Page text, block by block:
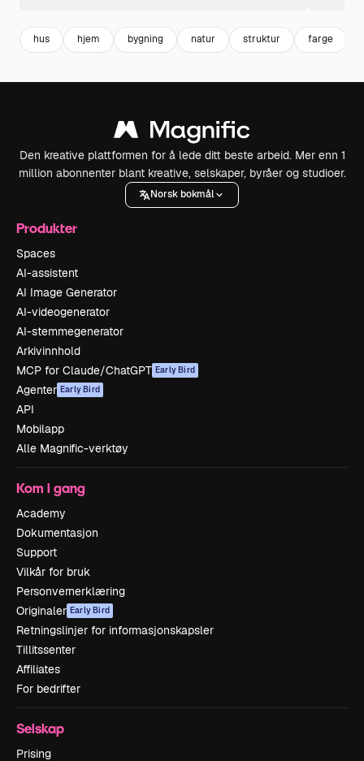
hus hjem bygning natur struktur farge
Den kreative plattformen for å lede ditt beste arbeid. Mer enn 1
million abonnenter blant kreative, selskaper, byråer og studioer.
Norsk bokmål
Produkter
Spaces
AI-assistent
AI Image Generator
AI-videogenerator
AI-stemmegenerator
Arkivinnhold
MCP for Claude/ChatGPT Early Bird
Agenter Early Bird
API
Mobilapp
Alle Magnific-verktøy
Kom i gang
Academy
Dokumentasjon
Support
Vilkår for bruk
Personvernerklæring
Originaler Early Bird
Retningslinjer for informasjonskapsler
Tillitssenter
Affiliates
For bedrifter
Selskap
Prising